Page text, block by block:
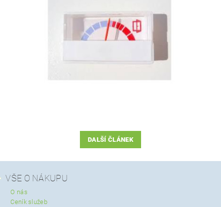
DALŠÍ ČLÁNEK
VŠE O NÁKUPU
O nás
Ceník služeb